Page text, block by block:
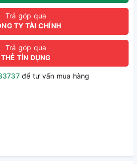
Trả góp qua
TY TÀI CHÍNH
Trả góp qua
THẺ TÍN DỤNG
để tư vấn mua hàng